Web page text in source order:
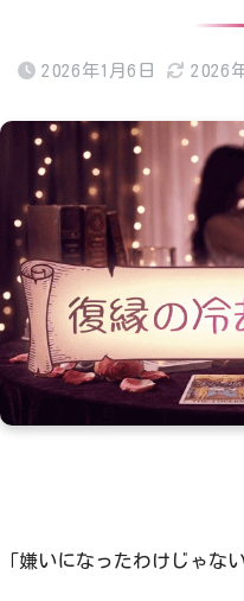
2026年1月6日 2026
「嫌いになったわけじゃない